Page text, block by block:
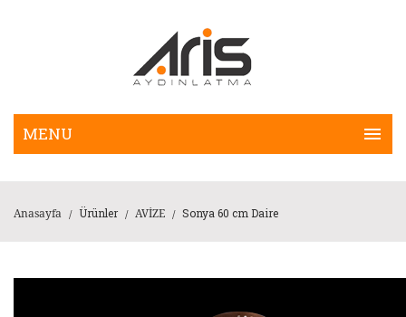
Anasayfa / Ürünler / AVİZE / Sonya 60 cm Daire